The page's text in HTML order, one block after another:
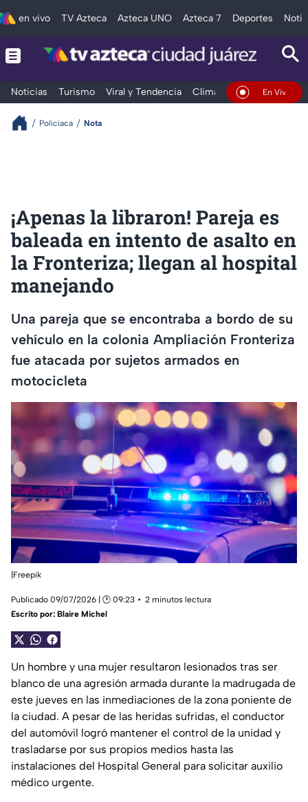
en vivo TV Azteca Azteca UNO Azteca 7 Deportes
Noticias Turismo Viral y Tendencia Clima DeportesEn Vivo
Policiaca Nota
¡Apenas la libraron! Pareja es
baleada en intento de asalto en
la Fronteriza; llegan al hospital
manejando
Una pareja que se encontraba a bordo de su
vehículo en la colonia Ampliación Fronteriza
fue atacada por sujetos armados en
motocicleta
|Freepik
Publicado 09/07/2026 | 🕑 09:23
2 minutos lectura
Escrito por: Blaire Michel
Un hombre y una mujer resultaron lesionados tras ser
blanco de una agresión armada durante la madrugada de
este jueves en las inmediaciones de la zona poniente de
la ciudad. A pesar de las heridas sufridas, el conductor
del automóvil logró mantener el control de la unidad y
trasladarse por sus propios medios hasta las
instalaciones del Hospital General para solicitar auxilio
médico urgente.